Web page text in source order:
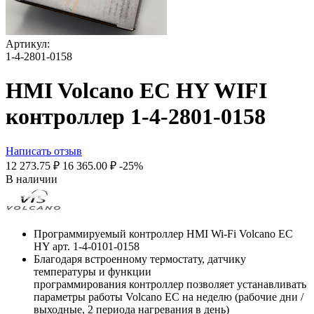
Артикул:
1-4-2801-0158
HMI Volcano EC HY WIFI
контроллер 1-4-2801-0158
Написать отзыв
12 273.75 ₽ 16 365.00 ₽ -25%
В наличии
Программируемый контроллер HMI Wi-Fi Volcano EC
HY арт. 1-4-0101-0158
Благодаря встроенному термостату, датчику
температуры и функции
программирования контроллер позволяет устанавливать
параметры работы Volcano EC на неделю (рабочие дни /
выходные, 2 периода нагревания в день)